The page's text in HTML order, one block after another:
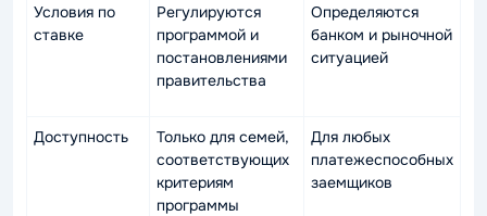
Условия по
ставке
Регулируются
программой и
постановлениями
правительства
Определяются
банком и рыночной
ситуацией
Доступность
Только для семей,
соответствующих
критериям
программы
Для любых
платежеспособных
заемщиков